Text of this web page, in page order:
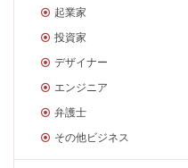
起業家
投資家
デザイナー
エンジニア
弁護士
その他ビジネス